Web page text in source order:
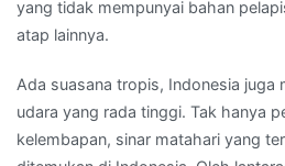
yang tidak mempunyai bahan
atap lainnya.
Ada suasana tropis, Indonesia juga
udara yang rada tinggi. Tak hanya
kelembapan, sinar matahari yang